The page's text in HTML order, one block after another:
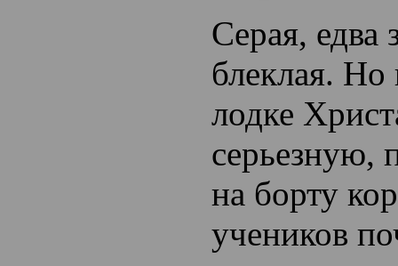
Серая, едва
блеклая. Но
лодке
серьезную,
на борту
учеников